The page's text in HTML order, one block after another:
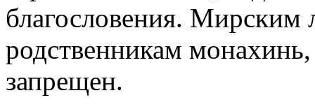
благословения.
родственникам
запрещен.